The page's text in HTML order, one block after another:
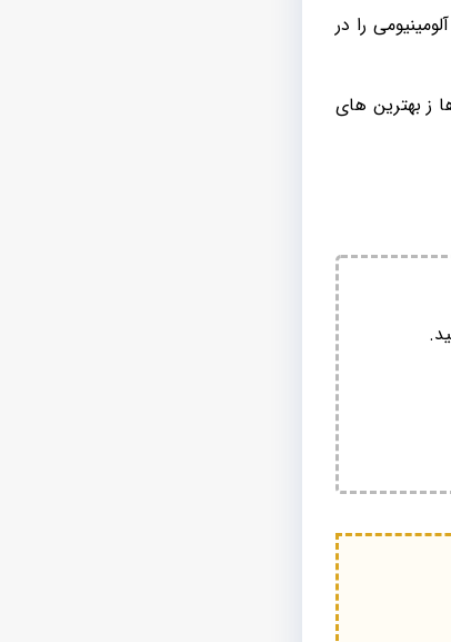
کابل های ۲۰ کیلو ولت مسی و آلومینیومی را در
ز بهترین های